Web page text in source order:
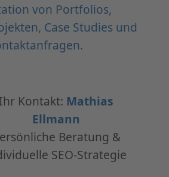
von Portfolios,
Case Studies und
Ihr Kontakt: Mathias
Ellmann
Beratung &
SEO-Strategie